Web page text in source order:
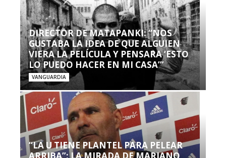
DIRECTOR DE MATAPANKI: “NOS
GUSTABA LA IDEA DE QUE ALGUIEN
VIERA LA PELÍCULA Y PENSARA ‘ESTO
LO PUEDO HACER EN MI CASA’”
VANGUARDIA
“LA U TIENE PLANTEL PARA PELEAR